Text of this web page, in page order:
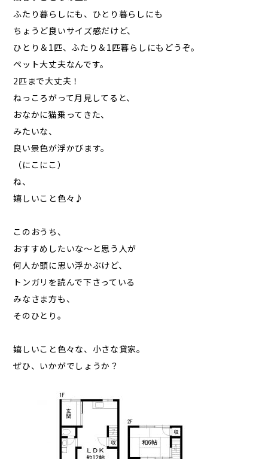
ふたり暮らしにも、ひとり暮らしにも
ちょうど良いサイズ感だけど、
ひとり＆1匹、ふたり＆1匹暮らしにもどうぞ。
ペット大丈夫なんです。
2匹まで大丈夫！
ねっころがって月見してると、
おなかに猫乗ってきた、
みたいな、
良い景色が浮かびます。
（にこにこ）
ね、
嬉しいこと色々♪
このおうち、
おすすめしたいな～と思う人が
何人か頭に思い浮かぶけど、
トンガリを読んで下さっている
みなさま方も、
そのひとり。
嬉しいこと色々な、小さな貸家。
ぜひ、いかがでしょうか？